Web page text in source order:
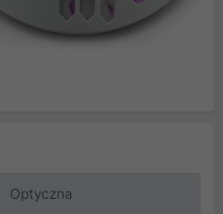
Optyczna